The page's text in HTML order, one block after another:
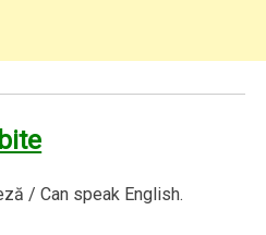
/ Can speak English.